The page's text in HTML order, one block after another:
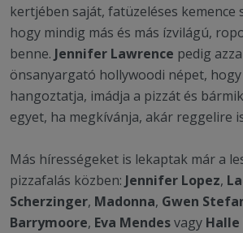
kertjében saját, fatüzeléses kemence
hogy mindig más és más ízvilágú,
benne. Jennifer Lawrence pedig
önsanyargató hollywoodi népet,
hangoztatja, imádja a pizzát és
egyet, ha megkívánja, akár reggelire
Más hírességeket is lekaptak már a
pizzafalás közben: Jennifer Lopez,
Scherzinger, Madonna, Gwen
Barrymoore, Eva Mendesvagy Halle